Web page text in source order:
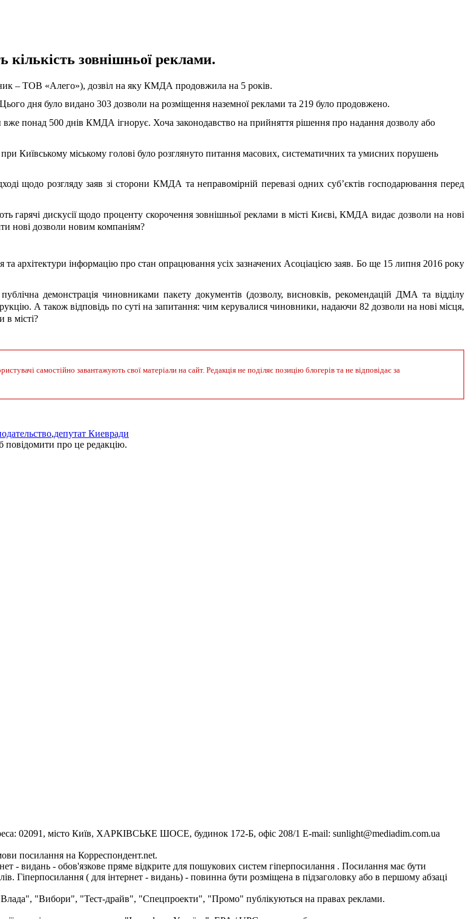
зовнішньої реклами.
– ТОВ «Алего»), дозвіл на яку КМДА продовжила на 5 років.
дня було видано 303 дозволи на розміщення наземної реклами та 219 було продовжено.
вже понад 500 днів КМДА ігнорує. Хоча законодавство на прийняття рішення про надання дозволу або
Київському міському голові було розглянуто питання масових, систематичних та умисних порушень
щодо розгляду заяв зі сторони КМДА та неправомірній перевазі одних суб’єктів господарювання перед
гарячі дискусії щодо проценту скорочення зовнішньої реклами в місті Києві, КМДА видає дозволи на нові
нові дозволи новим компаніям?
архітектури інформацію про стан опрацювання усіх зазначених Асоціацією заяв. Бо ще 15 липня 2016 року
демонстрація чиновниками пакету документів (дозволу, висновків, рекомендацій ДМА та відділу
А також відповідь по суті на запитання: чим керувалися чиновники, надаючи 82 дозволи на нові місця,
місті?
самостійно завантажують свої матеріали на сайт. Редакція не поділяє позицію блогерів та не відповідає за
,депутат Киевради
повідомити про це редакцію.
02091, місто Київ, ХАРКІВСЬКЕ ШОСЕ, будинок 172-Б, офіс 208/1 E-mail: sunlight@mediadim.com.ua
посилання на Корреспондент.net.
- видань - обов'язкове пряме відкрите для пошукових систем гіперпосилання . Посилання має бути
Гіперпосилання ( для інтернет - видань) - повинна бути розміщена в підзаголовку або в першому абзаці
"Вибори", "Тест-драйв", "Спецпроекти", "Промо" публікуються на правах реклами.